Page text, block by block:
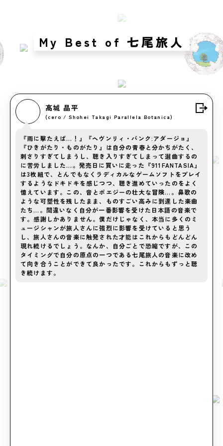
My Best of 七尾旅人
髙城 晶平
(cero / Shohei Takagi Parallela Botanica)
『雨に撃たえば…！』『ヘヴンリィ・パンク:アダージョ』
『ひきがたり・ものがたり』は自分の青春と分かちがたく、
刺さりすぎてしまうし、聴き入りすぎてしまって選曲するの
に苦労しました…。発売日に買いに走った『911FANTASIA』
は3枚組で、とんでもなくラディカルなゲームソフトをプレイ
するようなドキドキを感じつつ、聴き進めていったのをよく
憶えています。この、音とポエジーの壮大な冒険…。鼻歌の
ような可塑性を残したまま、ものすごい高みに到達した楽曲
たち…。間違いなく自分が一番影響を受けた日本語の音楽で
す。感謝しかありません。僕だけじゃなく、本当に多くのミ
ュージシャンが旅人さんに強烈に影響を受けていると思う
し、旅人さんの音楽に触発された才能はこれからもどんどん
現れ続けるでしょう。なんか、自分ごとで恐縮ですが、この
タイミングで自分の原点の一つである七尾旅人の音楽に改め
て向き合うことができて良かったです。これからもずっと聴
き続けます。